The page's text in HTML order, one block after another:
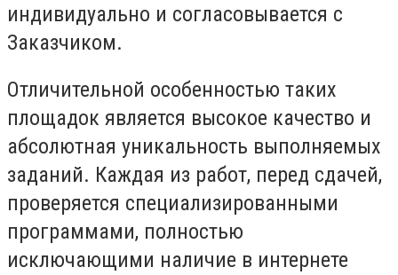
индивидуально и согласовывается с
Заказчиком.
Отличительной особенностью таких
площадок является высокое качество и
абсолютная уникальность выполняемых
заданий. Каждая из работ, перед сдачей,
проверяется специализированными
программами, полностью
исключающими наличие в интернете